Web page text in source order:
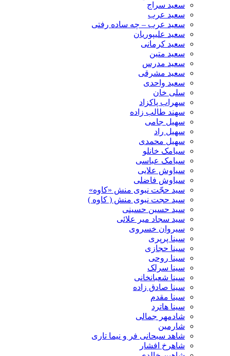
سعید سراج
سعید عرب
سعید عرب – چه ساده رفتی
سعید علیپوریان
سعید کرمانی
سعید متین
سعید مدرس
سعید مشرقی
سعید واحدی
سلی خان
سهراب پاکزاد
سهند طالب زاده
سهیل جامی
سهیل راد
سهیل محمدی
سیامک خانلو
سیامک عباسی
سیاوش علایی
سیاوش فاضلی
سید حجّت نبوی منش «کاوه»
سید حجت نبوی منش ( کاوه )
سید حسین حسینى
سید سجاد میر علائی
سیروان خسروی
سینا پرپری
سینا حجازی
سینا روحی
سینا سرلک
سینا شعبانخانی
سینا صادق زاده
سینا مقدم
سینا هاترد
شادمهر جمالی
شارمین
شاهد سبحانی فر و نیما تاری
شاهرخ افشار